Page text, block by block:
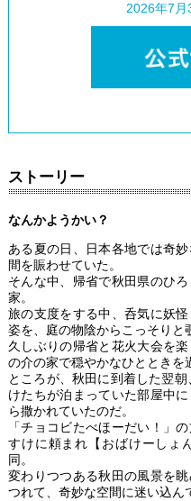
2026年7月
ストーリー
なんかようかい？
ある夏の日、日本各地では奇
間を賑わせていた。
そんな中、帰省で秋田県のひ
家。
旅の支度をする中、呑気に妖
姿を、庭の物陰からこっそり
久しぶりの帰省と花火大会を
の介の家で穏やかなひとときを
ところが、秋田に到着した翌
けたちが泊まっていた部屋中
ら撒かれていたのだ。
「チョコビたべほーだい！」
すけに頼まれ【おばけーしょ
同。
変わりつつある秋田の風景を
つれて、奇妙な空間に迷い込